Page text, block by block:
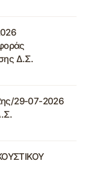
Δ.Σ.
29-07-2026